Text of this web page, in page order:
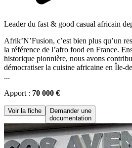
Leader du fast & good casual africain
Afrik’N’Fusion, c’est bien plus qu’un
la référence de l’afro food en France.
historique pionnière, nous avons
démocratiser la cuisine africaine en Île-
...
Apport : 70 000 €
Voir la fiche
Demander une
documentation